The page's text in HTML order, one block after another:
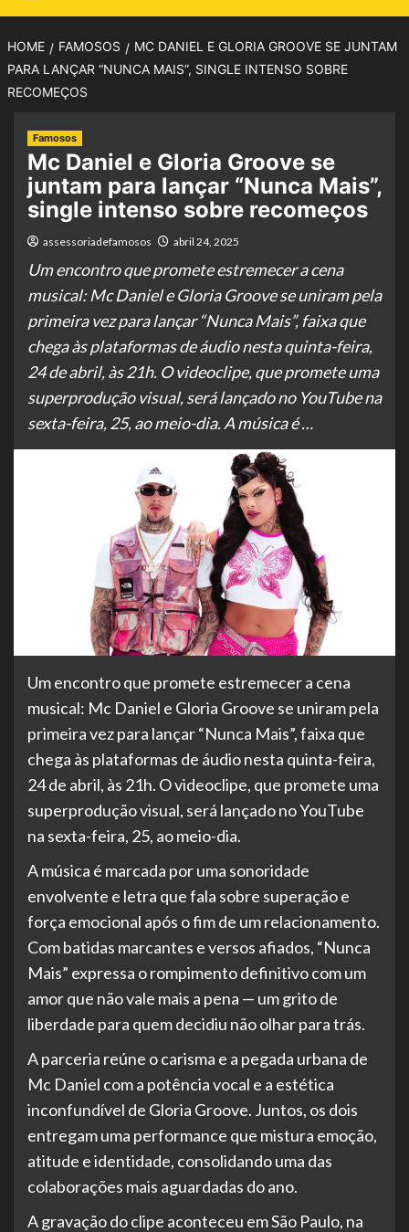
HOME FAMOSOS
MC DANIEL E GLORIA GROOVE SE JUNTAM
PARA LANÇAR “NUNCA MAIS”, SINGLE INTENSO SOBRE
RECOMEÇOS
Famosos
Mc Daniel e Gloria Groove se
juntam para lançar “Nunca Mais”,
single intenso sobre recomeços
assessoriadefamosos abril 24, 2025
Um encontro que promete estremecer a cena
musical: Mc Daniel e Gloria Groove se uniram pela
primeira vez para lançar “Nunca Mais”, faixa que
chega às plataformas de áudio nesta quinta-feira,
24 de abril, às 21h. O videoclipe, que promete uma
superprodução visual, será lançado no YouTube na
sexta-feira, 25, ao meio-dia. A música é …
Um encontro que promete estremecer a cena
musical: Mc Daniel e Gloria Groove se uniram pela
primeira vez para lançar “Nunca Mais”, faixa que
chega às plataformas de áudio nesta quinta-feira,
24 de abril, às 21h. O videoclipe, que promete uma
superprodução visual, será lançado no YouTube
na sexta-feira, 25, ao meio-dia.
A música é marcada por uma sonoridade
envolvente e letra que fala sobre superação e
força emocional após o fim de um relacionamento.
Com batidas marcantes e versos afiados, “Nunca
Mais” expressa o rompimento definitivo com um
amor que não vale mais a pena — um grito de
liberdade para quem decidiu não olhar para trás.
A parceria reúne o carisma e a pegada urbana de
Mc Daniel com a potência vocal e a estética
inconfundível de Gloria Groove. Juntos, os dois
entregam uma performance que mistura emoção,
atitude e identidade, consolidando uma das
colaborações mais aguardadas do ano.
A gravação do clipe aconteceu em São Paulo, na